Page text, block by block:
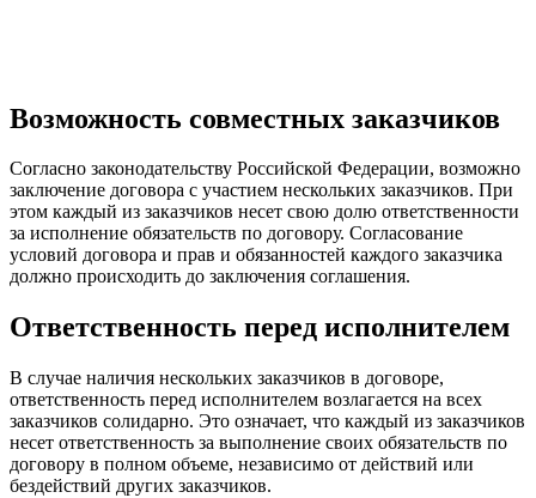
Возможность совместных заказчиков
Согласно законодательству Российской Федерации, возможно
заключение договора с участием нескольких заказчиков. При
этом каждый из заказчиков несет свою долю ответственности
за исполнение обязательств по договору. Согласование
условий договора и прав и обязанностей каждого заказчика
должно происходить до заключения соглашения.
Ответственность перед исполнителем
В случае наличия нескольких заказчиков в договоре,
ответственность перед исполнителем возлагается на всех
заказчиков солидарно. Это означает, что каждый из заказчиков
несет ответственность за выполнение своих обязательств по
договору в полном объеме, независимо от действий или
бездействий других заказчиков.